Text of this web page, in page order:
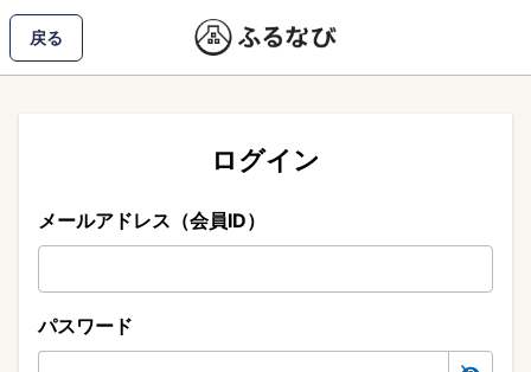
戻る
ログイン
メールアドレス（会員ID）
パスワード